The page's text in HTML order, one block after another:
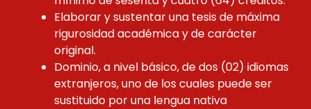
Elaborar y sustentar una tesis de máxima
rigurosidad académica y de carácter
original.
Dominio, a nivel básico, de dos (02) idiomas
extranjeros, uno de los cuales puede ser
sustituido por una lengua nativa